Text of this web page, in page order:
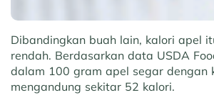
Dibandingkan buah lain, kalori apel
rendah. Berdasarkan data USDA
dalam 100 gram apel segar dengan
mengandung sekitar 52 kalori.